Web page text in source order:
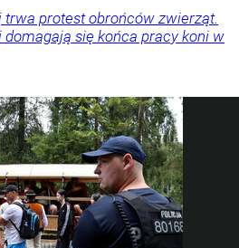
trwa protest obrońców zwierząt.
się końca pracy koni w